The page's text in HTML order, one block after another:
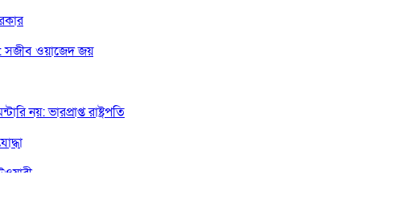
সজীব ওয়াজেদ জয়
নয়: ভারপ্রাপ্ত রাষ্ট্রপতি